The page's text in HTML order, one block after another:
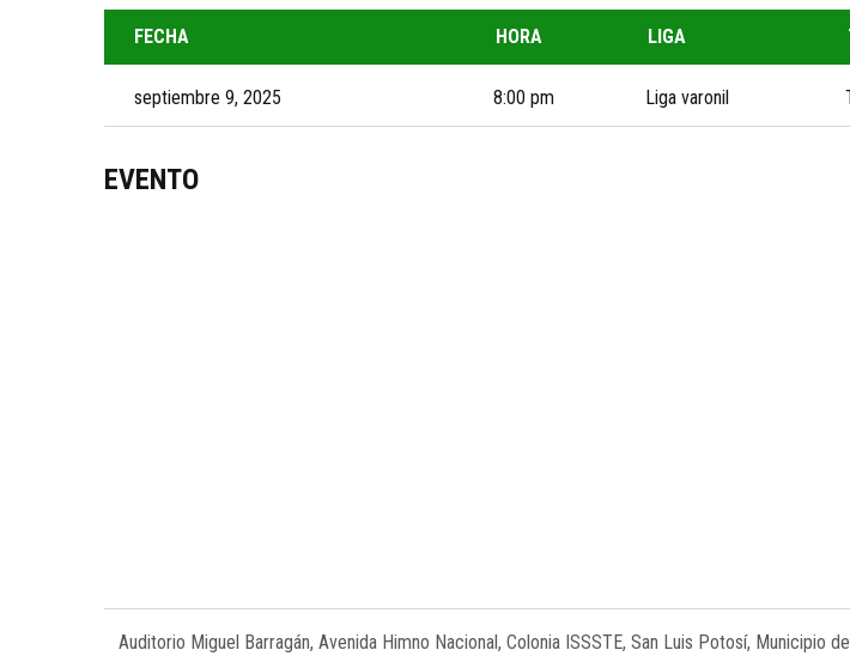
FECHA HORA LIGA
septiembre 9, 2025 8:00 pm Liga varonil
EVENTO
Auditorio Miguel Barragán, Avenida Himno Nacional, Colonia ISSSTE, San Luis Potosí, Municipio